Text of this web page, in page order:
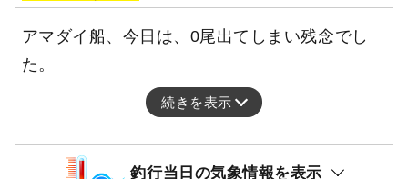
トラギス
ヒメコダイ
マトウダイ
アマダイ船、今日は、0尾出てしまい残念でし